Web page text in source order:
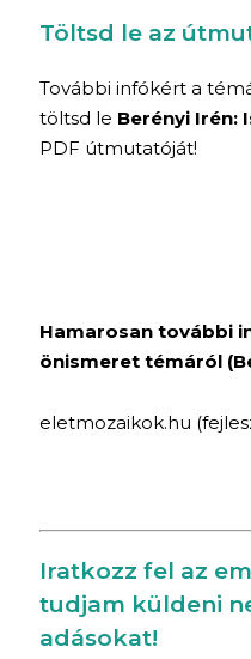
Töltsd le az
További infókért a
töltsd le Berényi Irén:
PDF útmutatóját!
Hamarosan további
önismeret témáról
eletmozaikok.hu
Iratkozz fel az
tudjam küldeni
adásokat!